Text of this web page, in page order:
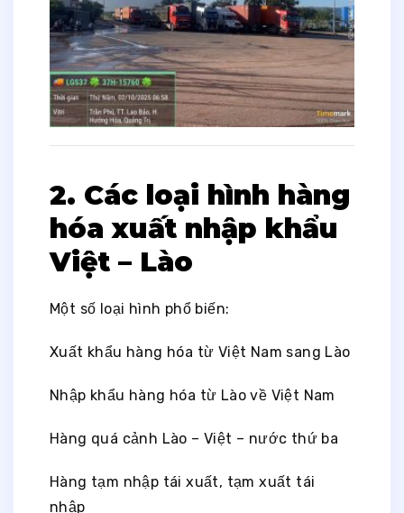
2. Các loại hình hàng
hóa xuất nhập khẩu
Việt – Lào
Một số loại hình phổ biến:
Xuất khẩu hàng hóa từ Việt Nam sang Lào
Nhập khẩu hàng hóa từ Lào về Việt Nam
Hàng quá cảnh Lào – Việt – nước thứ ba
Hàng tạm nhập tái xuất, tạm xuất tái
nhập